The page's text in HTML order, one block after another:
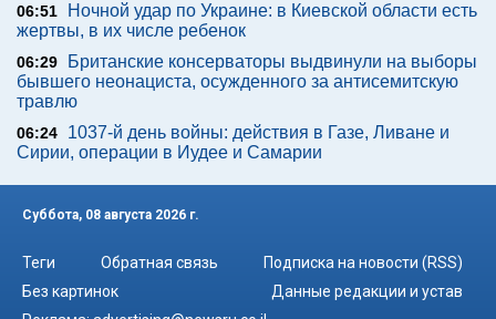
06:51
Ночной удар по Украине: в Киевской области есть
жертвы, в их числе ребенок
06:29
Британские консерваторы выдвинули на выборы
бывшего неонациста, осужденного за антисемитскую
травлю
06:24
1037-й день войны: действия в Газе, Ливане и
Сирии, операции в Иудее и Самарии
Суббота, 08 августа 2026 г.
Теги Обратная связь
Подписка на новости (RSS)
Без картинок
Данные редакции и устав